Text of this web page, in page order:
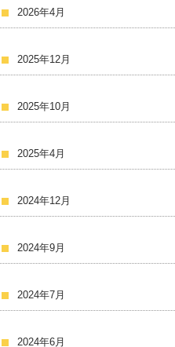
2026年4月
2025年12月
2025年10月
2025年4月
2024年12月
2024年9月
2024年7月
2024年6月